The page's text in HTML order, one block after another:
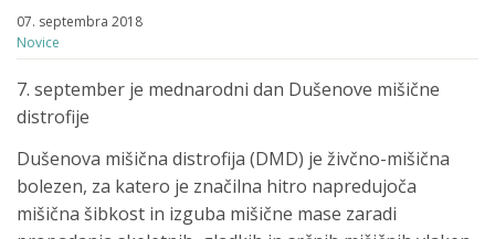
07. septembra 2018
Novice
7. september je mednarodni dan Dušenove mišične
distrofije
Dušenova mišična distrofija (DMD) je živčno-mišična
bolezen, za katero je značilna hitro napredujoča
mišična šibkost in izguba mišične mase zaradi